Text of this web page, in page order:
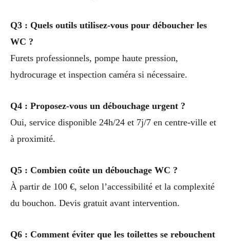
Q3 : Quels outils utilisez-vous pour déboucher les
WC ?
Furets professionnels, pompe haute pression,
hydrocurage et inspection caméra si nécessaire.
Q4 : Proposez-vous un débouchage urgent ?
Oui, service disponible 24h/24 et 7j/7 en centre-ville et
à proximité.
Q5 : Combien coûte un débouchage WC ?
À partir de 100 €, selon l’accessibilité et la complexité
du bouchon. Devis gratuit avant intervention.
Q6 : Comment éviter que les toilettes se rebouchent